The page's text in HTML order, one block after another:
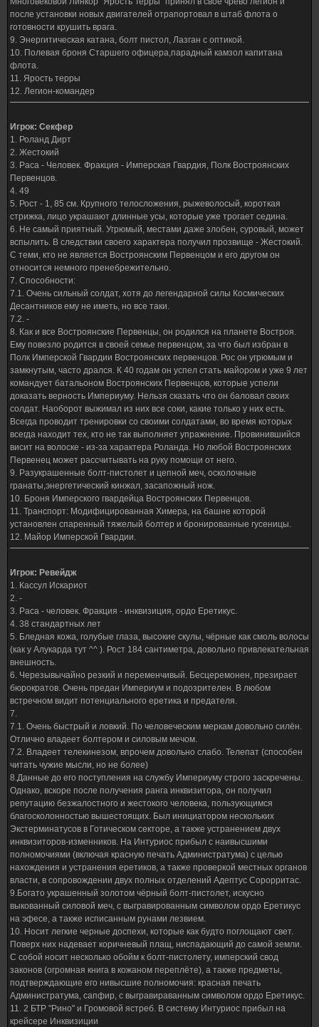
после установки новых двигателей отрапортовал в штаб флота о
готовности крушить врага.
9. Энергитическая катана, болт пистол, Лазган с оптикой.
10. Полевая броня Старшего офицера,парадный камзол капитана
флота.
11. Ярость терры
12. Легион-командер
Игрок: Секфер
1. Роланд Дирт
2. Жестокий
3. Раса - Человек. Фракция - Имперская Гвардия, Полк Востроянских
Первенцов.
4. 49
5. Рост - 1, 85 см. Крупного телосложения, рыжеволосый, короткая
стрижка, лицо украшают длинные усы, которые уже трогает седина.
6. Не самый приятный. Угрюмый, местами даже злобен, суровый, может
вспылить. В следствии своего характера получил прозвище - Жестокий.
С теми, кто не является Востроянским Первенцом и его другом он
относится немного пренебрежительно.
7. Способности:
7.1. Очень сильный солдат, хотя до легендарной силы Космических
Десантников ему не иметь, но все таки.
7.2. -
8. Как и все Востроянские Первенцы, он родился на планете Востроя.
Ему повезло родится в своей семье первенцом, за что был избран в
Полк Имперской Гвардии Востроянских первенцов. Рос он угрюмым и
замкнутым, часто дрался. К 40 годам он успел стать майором и уже 9 лет
командует батальоном Востроянских Первенцов, которые успели
доказать верность Империуму. Нельзя сказать что он баловал своих
солдат. Наоборот выжимал из них все соки, какие только у них есть.
Всегда проводит тренировки со своими солдатами, во время которых
всегда находит тех, кто не так выполняет упражнение. Провинившийся
висит на волоске - из-за характера Роланда. Но любой Востроянских
Первенец может рассчитывать на руку помощи от него.
9. Разукрашенные болт-пистолет и цепной меч, осколочные
гранаты,энергетический кинжал, засапожный нож.
10. Броня Имперского гвардейца Востроянских Первенцов.
11. Транспорт: Модифицированная Химера, на башне которой
установлен спаренный тяжелый болтер и бронированные гусеницы.
12. Майор Имперской Гвардии.
Игрок: Ревейдж
1. Кассул Искариот
2. -
3. Раса - человек. Фракция - инквизиция, ордо Еретикус.
4. 38 стандартных лет
5. Бледная кожа, голубые глаза, высокие скулы, чёрные как смоль волосы
(как у Алукарда тут ^^ ). Рост 184 сантиметра, довольно привлекательная
внешность.
6. Черезывычайно резкий и переменчивый. Бесцеремонен, презирает
бюрократов. Очень предан Империум и подозрителен. В любом
встречном видит потенциального еретика и предателя.
7.
7.1. Очень быстрый и ловкий. По человеческим меркам довольно силён.
Отлично владеет болтером и силовым мечом.
7.2. Владеет телекинезом, впрочем довольно слабо. Телепат (способен
читать чужие мысли, но не более)
8.Данные до его поступления на службу Империуму строго заскречены.
Однако, вскоре после получения ранга инквизитора, он получил
репутацию безжалостного и жестокого человека, пользующимся
благосколонностью вышестоящих. Был инициатором нескольких
Экстерминатусов в Готическом секторе, а также устранением двух
инквизиторов-изменников. На Интуриос прибыл с наивысшими
полномочиями (включая красную печать Администратума) с целью
нахождения и устранения еретиков, а также проверкой местных органов
власти, в сопровождении двух полных отделений Адептус Сорорритас.
9.Богато украшенный золотом чёрный болт-пистолет, искусно
выкованный силовой меч, с выгравированным символом ордо Еретикус
на эфесе, а также исписанным рунами лезвием.
10. Носит легкие черные доспехи, которые как будто поглощают свет.
Поверх них надевает коричневый плащ, ниспадающий до самой земли.
С собой носит несколько обойм к болт-пистолету, имперский свод
законов (огромная книга в кожаном переплёте), а также предметы,
подтверждающие его нивысшие полномочия: красная печать
Администратума, сапфир, с выгравираванным символом ордо Еретикус.
11. 2 БТР "Рино" и Громовой ястреб. В систему Интуриос прибыл на
крейсере Инквизиции